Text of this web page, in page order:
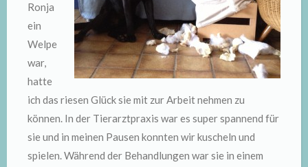
Ronja
ein
Welpe
war,
hatte
ich das riesen Glück sie mit zur Arbeit nehmen zu
können. In der Tierarztpraxis war es super spannend für
sie und in meinen Pausen konnten wir kuscheln und
spielen. Während der Behandlungen war sie in einem